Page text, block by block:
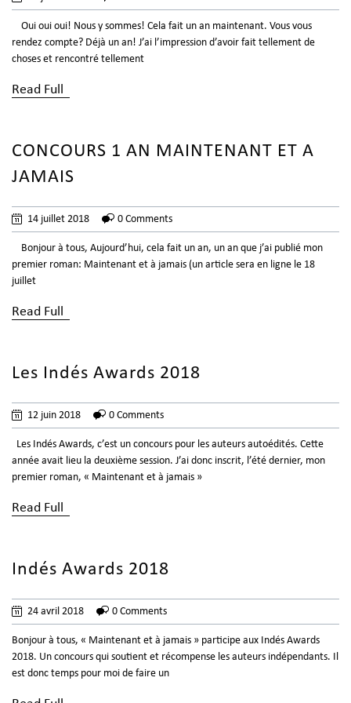
Oui oui oui! Nous y sommes! Cela fait un an maintenant. Vous vous
rendez compte? Déjà un an! J’ai l’impression d’avoir fait tellement de
choses et rencontré tellement
Read Full
CONCOURS 1 AN MAINTENANT ET A
JAMAIS
14 juillet 2018 0 Comments
Bonjour à tous, Aujourd’hui, cela fait un an, un an que j’ai publié mon
premier roman: Maintenant et à jamais (un article sera en ligne le 18
juillet
Read Full
Les Indés Awards 2018
12 juin 2018 0 Comments
Les Indés Awards, c’est un concours pour les auteurs autoédités. Cette
année avait lieu la deuxième session. J’ai donc inscrit, l’été dernier, mon
premier roman, « Maintenant et à jamais »
Read Full
Indés Awards 2018
24 avril 2018 0 Comments
Bonjour à tous, « Maintenant et à jamais » participe aux Indés Awards
2018. Un concours qui soutient et récompense les auteurs indépendants. Il
est donc temps pour moi de faire un